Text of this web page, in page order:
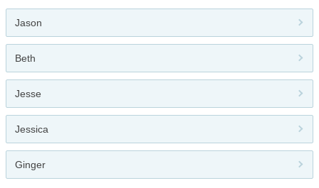
Jason
Beth
Jesse
Jessica
Ginger